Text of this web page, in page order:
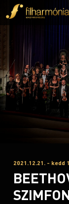
2021.12.21. - kedd